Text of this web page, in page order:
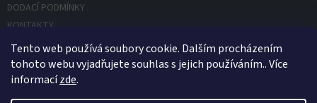
Tento web používá soubory cookie. Dalším procházením
tohoto webu vyjadřujete souhlas s jejich používáním.. Více
informacízde.
DODACÍ PODMÍNKY
KONTAKTY
Napište nám